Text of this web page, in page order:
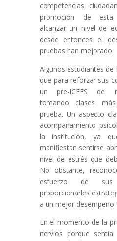
competencias
promoción de esta
alcanzar un nivel de
desde entonces el
pruebas han mejorado.
Algunos estudiantes de
que para reforzar sus
un pre-ICFES de
tomando clases
prueba. Un aspecto
acompañamiento
la institución, ya
manifiestan sentirse
nivel de estrés que
No obstante,
esfuerzo de
proporcionarles
a un mejor desempeño
En el momento de la
nervios porque